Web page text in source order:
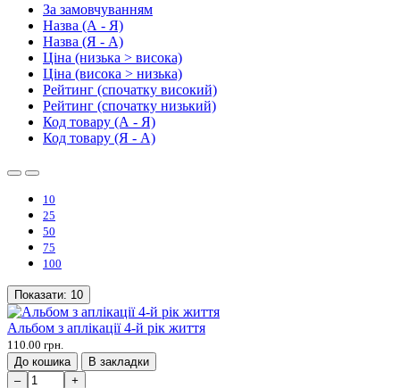
За замовчуванням
Назва (А - Я)
Назва (Я - А)
Ціна (низька > висока)
Ціна (висока > низька)
Рейтинг (спочатку високий)
Рейтинг (спочатку низький)
Код товару (А - Я)
Код товару (Я - А)
10
25
50
75
100
Показати: 10
Альбом з аплікації 4-й рік життя
110.00 грн.
До кошика
В закладки
–
+